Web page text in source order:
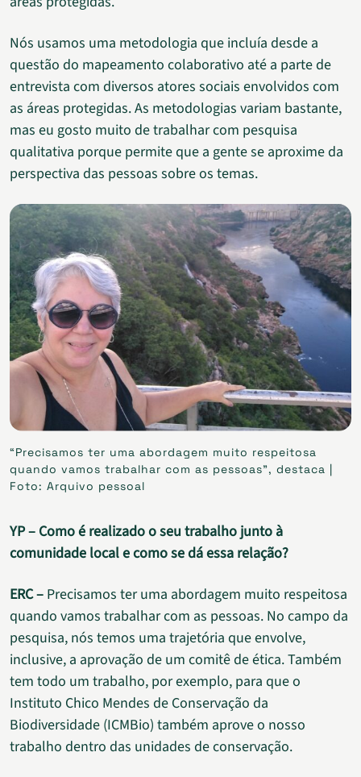
Nós usamos uma metodologia que incluía desde a
questão do mapeamento colaborativo até a parte de
entrevista com diversos atores sociais envolvidos com
as áreas protegidas. As metodologias variam bastante,
mas eu gosto muito de trabalhar com pesquisa
qualitativa porque permite que a gente se aproxime da
perspectiva das pessoas sobre os temas.
“Precisamos ter uma abordagem muito respeitosa
quando vamos trabalhar com as pessoas”, destaca |
Foto: Arquivo pessoal
YP – Como é realizado o seu trabalho junto à
comunidade local e como se dá essa relação?
ERC – Precisamos ter uma abordagem muito respeitosa
quando vamos trabalhar com as pessoas. No campo da
pesquisa, nós temos uma trajetória que envolve,
inclusive, a aprovação de um comitê de ética. Também
tem todo um trabalho, por exemplo, para que o
Instituto Chico Mendes de Conservação da
Biodiversidade (ICMBio) também aprove o nosso
trabalho dentro das unidades de conservação.